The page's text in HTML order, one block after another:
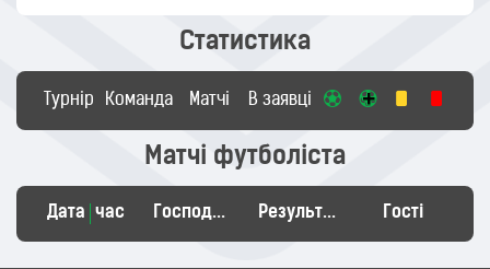
Статистика
Турнір Команда Матчі В заявці
Матчі футболіста
Дата час Господарі Результат Гості